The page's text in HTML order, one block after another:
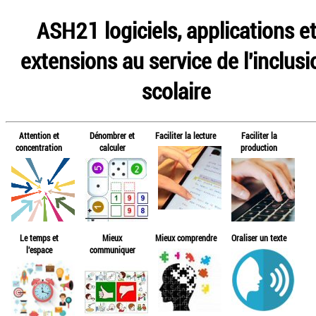
ASH21 logiciels, applications et
extensions au service de
scolaire
Attention et
concentration
Dénombrer et
calculer
Faciliter la lecture
Faciliter la
production
Le temps et
l'espace
Mieux
communiquer
Mieux comprendre Oraliser un texte